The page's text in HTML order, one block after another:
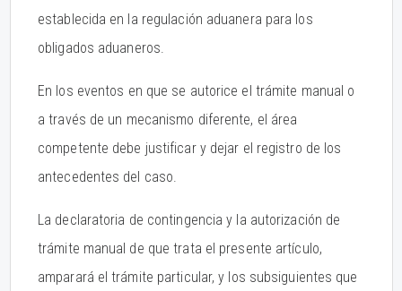
establecida en la regulación aduanera para los
obligados aduaneros.
En los eventos en que se autorice el trámite manual o
a través de un mecanismo diferente, el área
competente debe justificar y dejar el registro de los
antecedentes del caso.
La declaratoria de contingencia y la autorización de
trámite manual de que trata el presente artículo,
amparará el trámite particular, y los subsiguientes que